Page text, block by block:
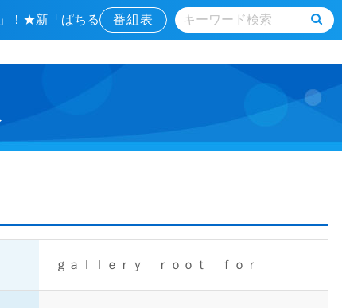
！★新「ぱちる
番組表
ｇａｌｌｅｒｙ ｒｏｏｔ ｆｏｒ